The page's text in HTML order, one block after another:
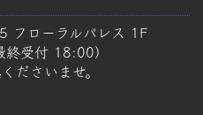
フローラルパレス 1F
受付 18:00）
ださいませ。